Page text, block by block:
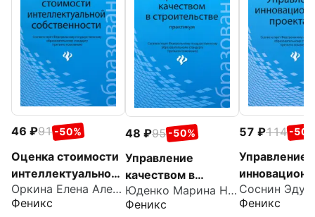
46 91 -50%
Оценка стоимости
интеллектуальной
собственности.
Учебное пособие
Оркина Елена Алексеевна
Феникс
48 95 -50%
Управление
качеством в
строительстве.
Практикум
Юденко Марина Николаевна
Феникс
57 114 -
Управление
проектами.
Учебное
Феникс